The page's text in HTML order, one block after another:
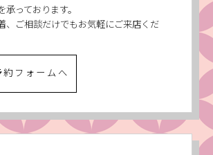
承っております。
、ご相談だけでもお気軽にご来店くだ
約フォームへ